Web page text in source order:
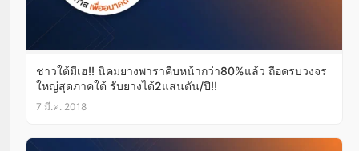
ชาวใต้มีเฮ!! นิคมยางพาราคืบหน้ากว่า80%แล้ว ถือครบวงจร
ใหญ่สุดภาคใต้ รับยางได้2แสนตัน/ปี!!
7 มี.ค. 2018